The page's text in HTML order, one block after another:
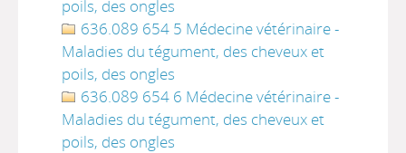
poils, des ongles
636.089 654 5 Médecine vétérinaire -
Maladies du tégument, des cheveux et
poils, des ongles
636.089 654 6 Médecine vétérinaire -
Maladies du tégument, des cheveux et
poils, des ongles